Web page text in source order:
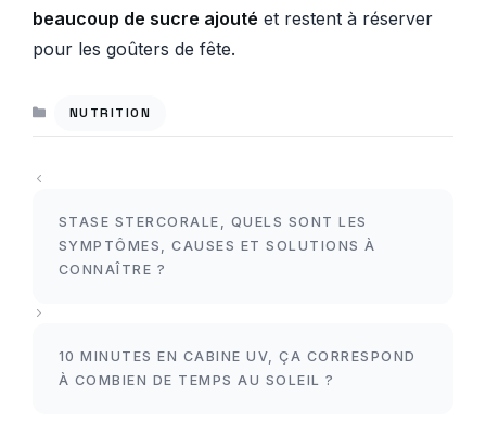
beaucoup de sucre ajouté et restent à réserver
pour les goûters de fête.
NUTRITION
STASE STERCORALE, QUELS SONT LES
SYMPTÔMES, CAUSES ET SOLUTIONS À
CONNAÎTRE ?
10 MINUTES EN CABINE UV, ÇA CORRESPOND
À COMBIEN DE TEMPS AU SOLEIL ?